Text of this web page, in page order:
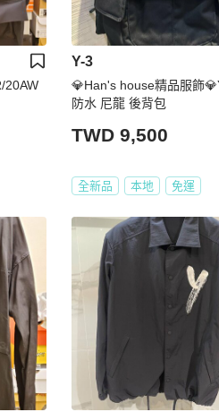
20AW
Y-3
💎Han's house精品服飾
防水 尼龍 後背包
TWD 9,500
全新品 本地 免運